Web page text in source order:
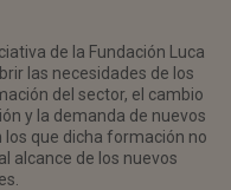
de la Fundación Luca
las necesidades de los
del sector, el cambio
y la demanda de nuevos
que dicha formación no
alcance de los nuevos